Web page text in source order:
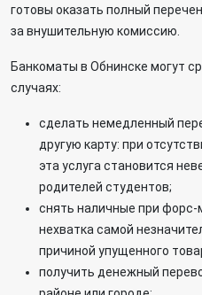
готовы оказать полный
за внушительную комиссию.
Банкоматы в Обнинске могут
случаях:
сделать немедленный
другую карту: при
эта услуга становится
родителей студентов;
снять наличные при
нехватка самой
причиной упущенного
получить денежный